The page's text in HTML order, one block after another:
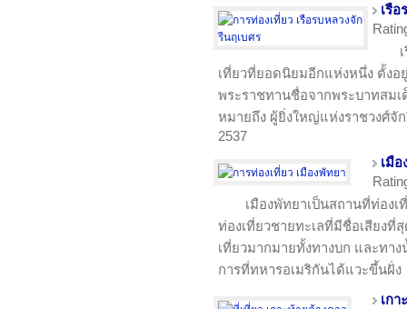
เรือ
เที่ยวที่ยอดนิยมอีกแห่งหนึ่ง ตั้งอ
พระราชทานชื่อจากพระบาทสมเ
หมายถึง ผู้ยิ่งใหญ่แห่งราชวงศ์จัก
2537
เมือ
เมืองพัทยาเป็นสถานที่ท่องเ
ท่องเที่ยวชายทะเลที่มีชื่อเสียงที่
เที่ยวมากมายทั้งทางบก และทา
การที่ทหารอเมริกันได้แวะขึ้นฝั่ง
เกา